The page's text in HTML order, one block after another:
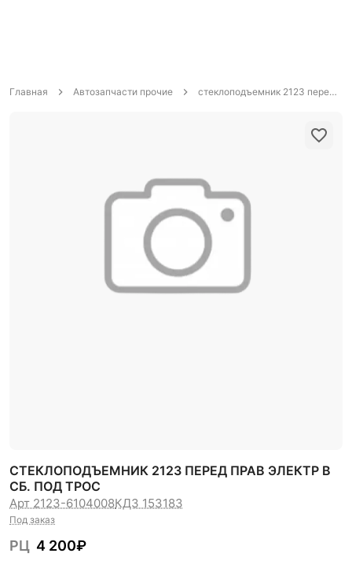
Главная Автозапчасти прочие стеклоподъемник 2123 перед прав электр в сб. под трос
СТЕКЛОПОДЪЕМНИК 2123 ПЕРЕД ПРАВ ЭЛЕКТР В
СБ. ПОД ТРОС
Арт 2123-6104008КДЗ 153183
Под заказ
РЦ 4 200₽